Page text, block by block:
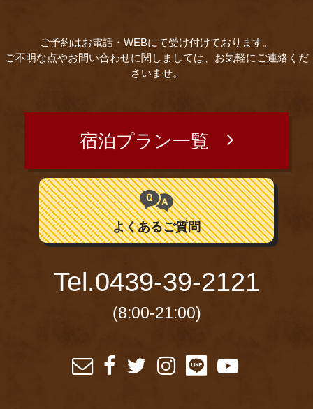
ご予約はお電話・WEBにて受け付けております。
ご不明な点やお問い合わせに関しましては、お気軽にご連絡くだ
さいませ。
宿泊プラン一覧
よくあるご質問
Tel.0439-39-2121
(8:00-21:00)